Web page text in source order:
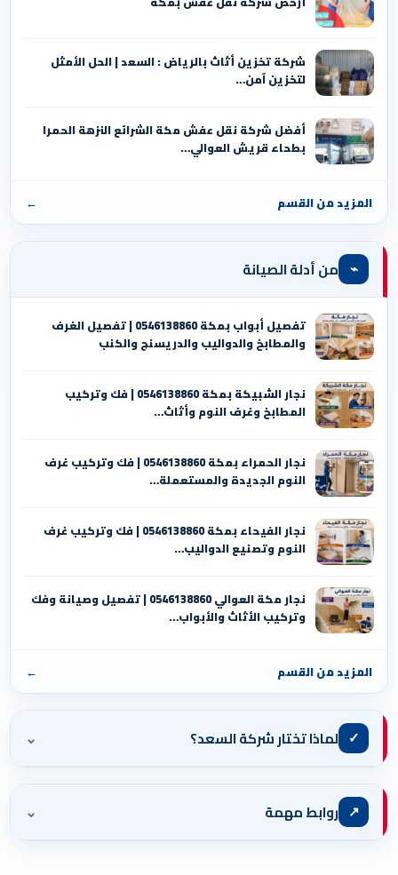
شركة تخزين أثاث بالرياض : السعد | الحل الأمثل
لتخزين آمن…
أفضل شركة نقل عفش مكة الشرائع النزهة الحمرا
بطحاء قريش العوالي…
المزيد من القسم ←
⌁ من أدلة الصيانة
تفصيل أبواب بمكة 0546138860 | تفصيل الغرف
والمطابخ والدواليب والدريسنج والكنب
نجار الشبيكة بمكة 0546138860⁩ | فك وتركيب
المطابخ وغرف النوم وأثاث…
نجار الحمراء بمكة 0546138860⁩ | فك وتركيب غرف
النوم الجديدة والمستعملة…
نجار الفيحاء بمكة 0546138860⁩ | فك وتركيب غرف
النوم وتصنيع الدواليب…
نجار مكة العوالي 0546138860⁩ | تفصيل وصيانة وفك
وتركيب الأثاث والأبواب…
المزيد من القسم ←
✓ لماذا تختار شركة السعد؟ ⌄
↗ روابط مهمة ⌄